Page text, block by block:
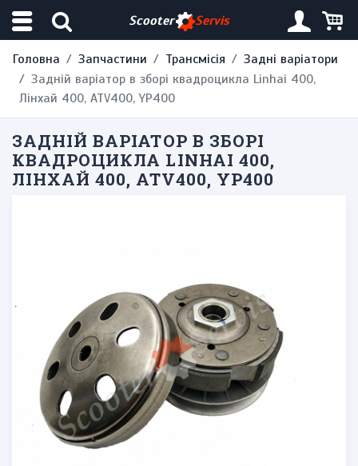
Scooter Servis
Головна Запчастини Трансмісія
Задні варіатори
Задній варіатор в зборі квадроцикла Linhai 400,
Лінхай 400, ATV400, YP400
ЗАДНІЙ ВАРІАТОР В ЗБОРІ
КВАДРОЦИКЛА LINHAI 400,
ЛІНХАЙ 400, ATV400, YP400